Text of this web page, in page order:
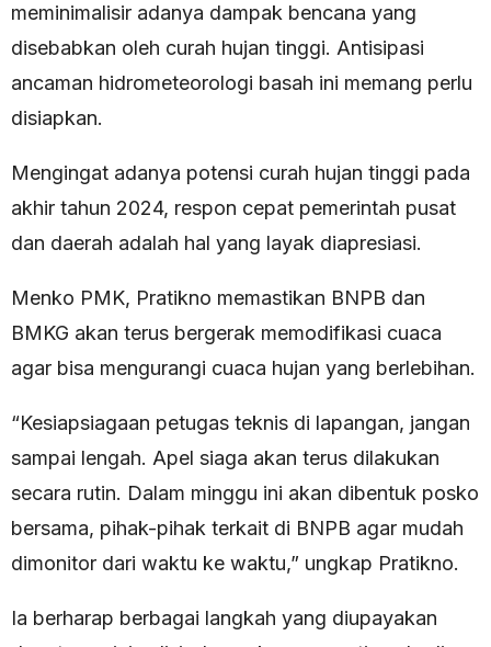
meminimalisir adanya dampak bencana yang
disebabkan oleh curah hujan tinggi. Antisipasi
ancaman hidrometeorologi basah ini memang perlu
disiapkan.
Mengingat adanya potensi curah hujan tinggi pada
akhir tahun 2024, respon cepat pemerintah pusat
dan daerah adalah hal yang layak diapresiasi.
Menko PMK, Pratikno memastikan BNPB dan
BMKG akan terus bergerak memodifikasi cuaca
agar bisa mengurangi cuaca hujan yang berlebihan.
“Kesiapsiagaan petugas teknis di lapangan, jangan
sampai lengah. Apel siaga akan terus dilakukan
secara rutin. Dalam minggu ini akan dibentuk posko
bersama, pihak-pihak terkait di BNPB agar mudah
dimonitor dari waktu ke waktu,” ungkap Pratikno.
Ia berharap berbagai langkah yang diupayakan